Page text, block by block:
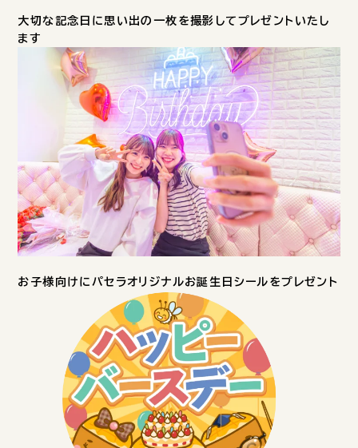
大切な記念日に思い出の一枚を撮影してプレゼントいたし
ます
お子様向けにパセラオリジナルお誕生日シールをプレゼント